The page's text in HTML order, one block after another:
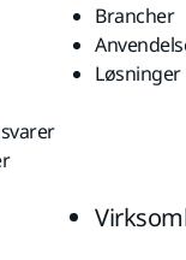
Brancher
Løsninger